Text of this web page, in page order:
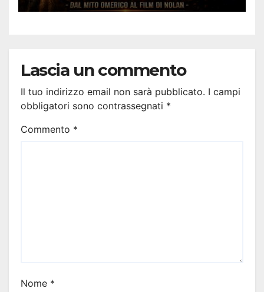
Lascia un commento
Il tuo indirizzo email non sarà pubblicato. I campi
obbligatori sono contrassegnati *
Commento *
Nome *